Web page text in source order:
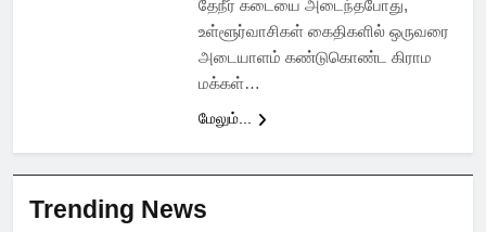
தேநீர் கடையை அடைந்தபோது, ​​
உள்ளூர்வாசிகள் கைதிகளில் ஒருவரை
அடையாளம் கண்டுகொண்ட கிராம
மக்கள்…
மேலும்...
Trending News